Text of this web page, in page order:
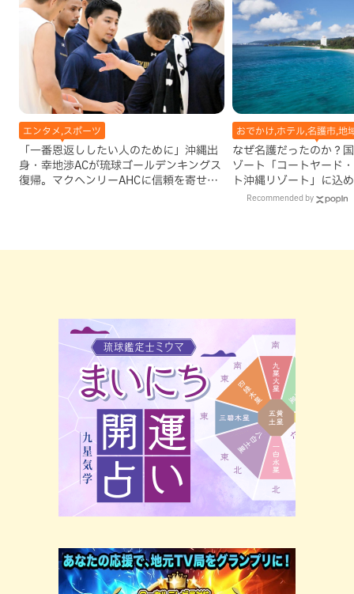
エンタメ,スポーツ
「一番恩返ししたい人のために」沖縄出
身・幸地渉ACが琉球ゴールデンキングス
復帰。マクヘンリーAHCに信頼を寄せる
おでかけ,ホテル,名護市,地
なぜ名護だったのか？
ゾート「コートヤード
ト沖縄リゾート」に込
Recommended by